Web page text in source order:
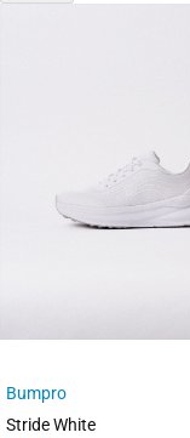
Bumpro
Stride White